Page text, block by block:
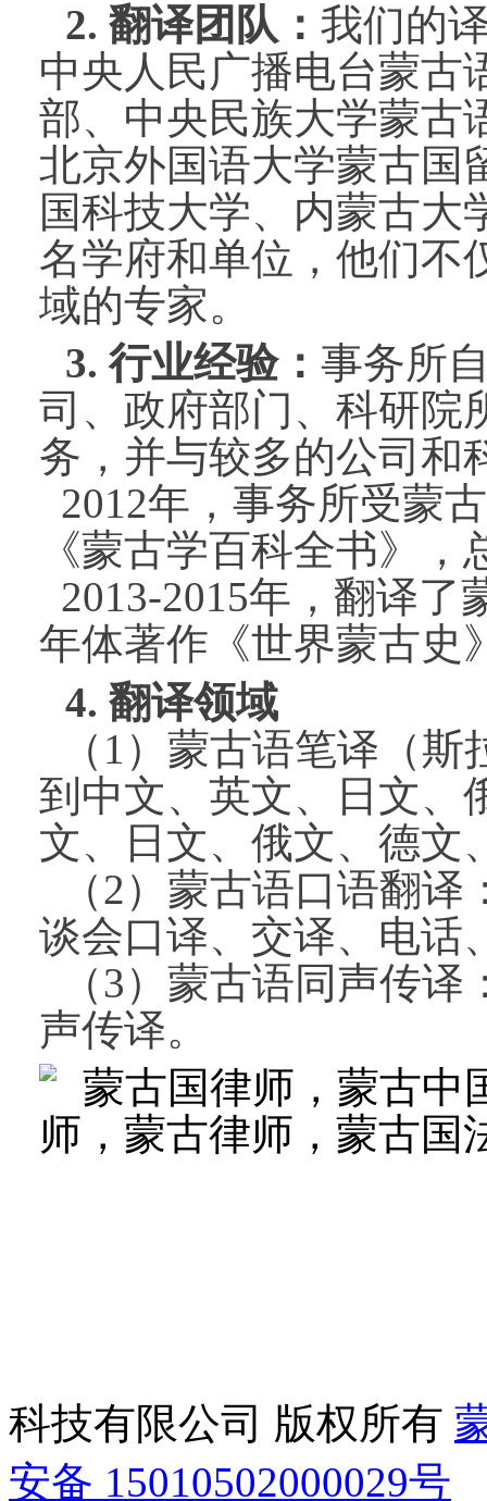
2. 翻译团队： 我们的
中央人民广播电台蒙古
部、中央民族大学蒙古
北京外国语大学蒙古国
国科技大学、内蒙古大
名学府和单位，他们不
域的专家。
3. 行业经验： 事务所
司、政府部门、科研院
务，并与较多的公司和
2012年，事务所受蒙
《蒙古学百科全书》，
2013-2015年，翻译了
年体著作《世界蒙古史
4. 翻译领域
（ 1 ）蒙古语笔译（斯
到中文、英文、日文、
文、日文、俄文、德文
（2）蒙古语口语翻译
谈会口译、交译、电话
（3）蒙古语同声传译
声传译。
科技有限公司 版权所有
安备 15010502000029号